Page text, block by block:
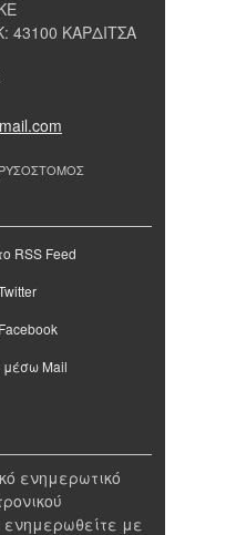
43100 ΚΑΡΔΙΤΣΑ
RSS Feed
Mail
ενημερωτικό
με